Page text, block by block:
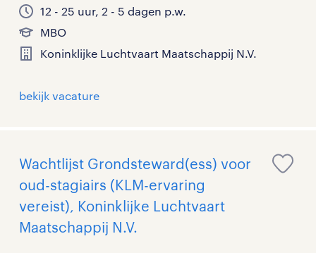
12 - 25 uur, 2 - 5 dagen p.w.
MBO
Koninklijke Luchtvaart Maatschappij N.V.
bekijk vacature
Wachtlijst Grondsteward(ess) voor
oud-stagiairs (KLM-ervaring
vereist), Koninklijke Luchtvaart
Maatschappij N.V.